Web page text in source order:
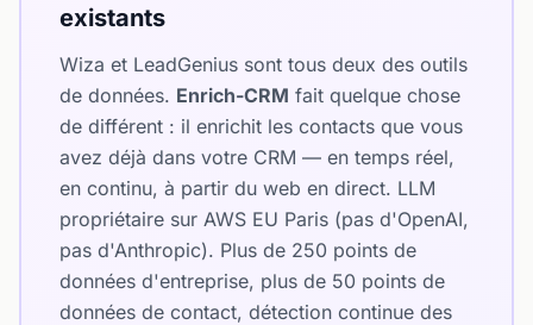
existants
Wiza et LeadGenius sont tous deux des outils
de données. Enrich-CRM fait quelque chose
de différent : il enrichit les contacts que vous
avez déjà dans votre CRM — en temps réel,
en continu, à partir du web en direct. LLM
propriétaire sur AWS EU Paris (pas d'OpenAI,
pas d'Anthropic). Plus de 250 points de
données d'entreprise, plus de 50 points de
données de contact, détection continue des